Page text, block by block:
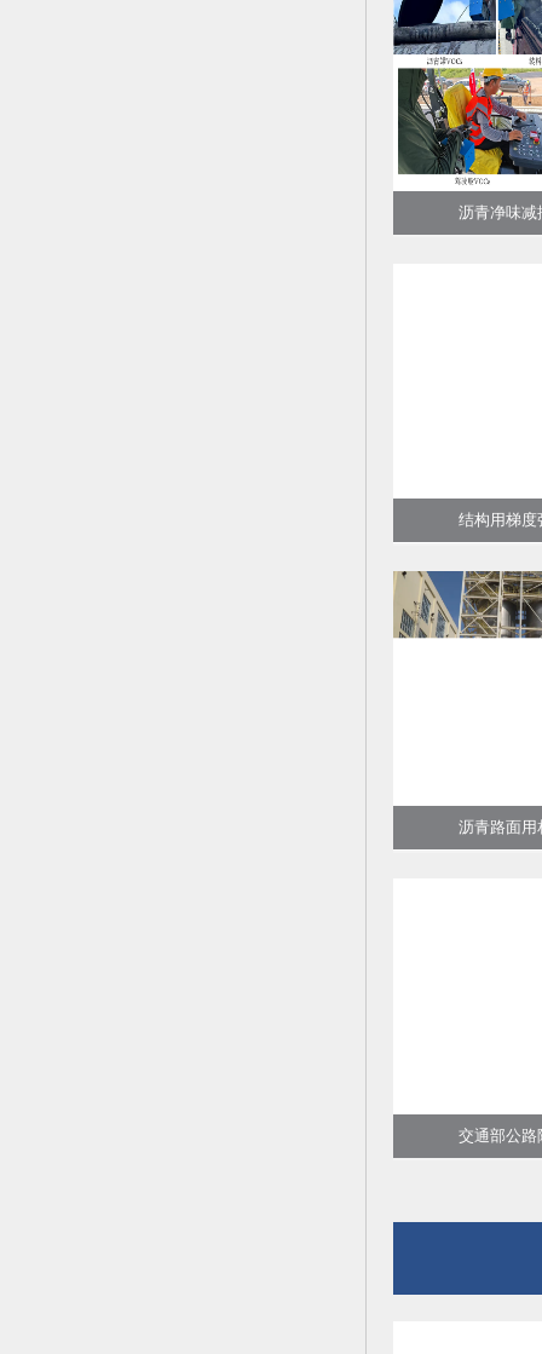
沥青净味减
结构用梯度
沥青路面用
交通部公路